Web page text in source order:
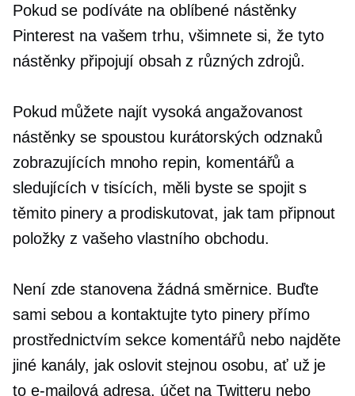
Pokud se podíváte na oblíbené nástěnky
Pinterest na vašem trhu, všimnete si, že tyto
nástěnky připojují obsah z různých zdrojů.
Pokud můžete najítvysoká angažovanost
nástěnky se spoustou kurátorských odznaků
zobrazujících mnoho repin, komentářů a
sledujících v tisících, měli byste se spojit s
těmito pinery a prodiskutovat, jak tam připnout
položky z vašeho vlastního obchodu.
Není zde stanovena žádná směrnice. Buďte
sami sebou a kontaktujte tyto pinery přímo
prostřednictvím sekce komentářů nebo najděte
jiné kanály, jak oslovit stejnou osobu, ať už je
to e-mailová adresa, účet na Twitteru nebo